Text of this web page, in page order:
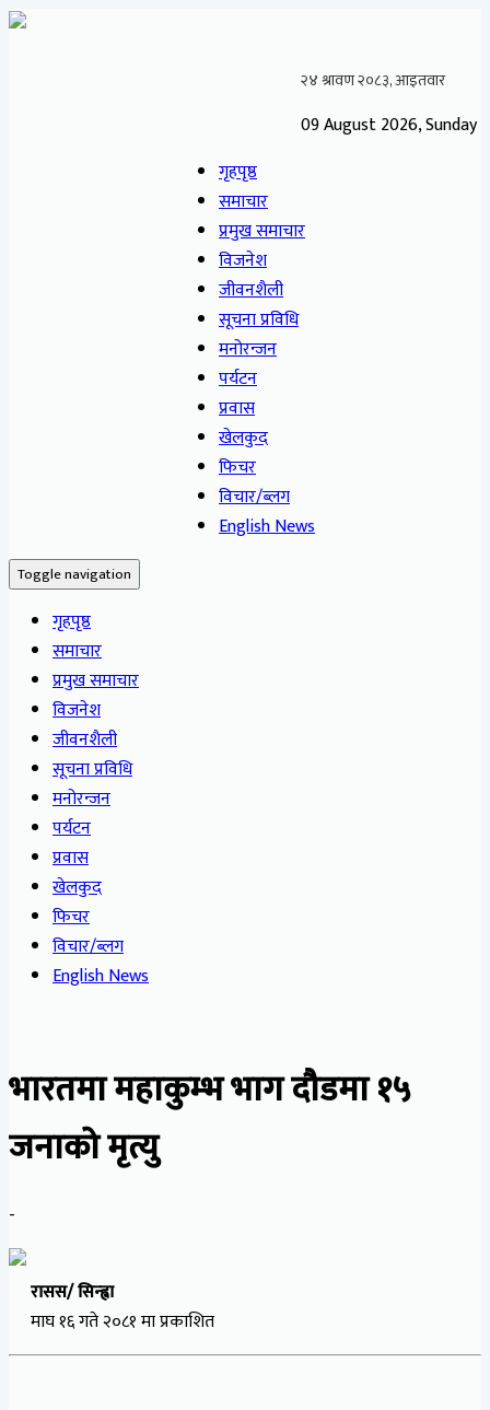
09 August 2026, Sunday
गृहपृष्ठ
समाचार
प्रमुख समाचार
विजनेश
जीवनशैली
सूचना प्रविधि
मनोरन्जन
पर्यटन
प्रवास
खेलकुद
फिचर
विचार/ब्लग
English News
Toggle navigation
गृहपृष्ठ
समाचार
प्रमुख समाचार
विजनेश
जीवनशैली
सूचना प्रविधि
मनोरन्जन
पर्यटन
प्रवास
खेलकुद
फिचर
विचार/ब्लग
English News
भारतमा महाकुम्भ भाग दौडमा १५
जनाको मृत्यु
-
रासस/ सिन्ह्वा
माघ १६ गते २०८१ मा प्रकाशित